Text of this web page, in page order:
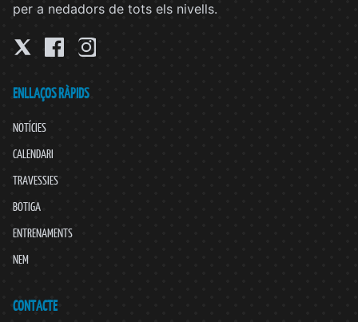
per a nedadors de tots els nivells.
ENLLAÇOS RÀPIDS
NOTÍCIES
CALENDARI
TRAVESSIES
BOTIGA
ENTRENAMENTS
NEM
CONTACTE